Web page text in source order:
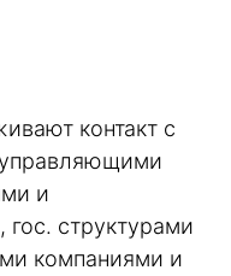
контакт с
управляющими
и
структурами
компаниями и